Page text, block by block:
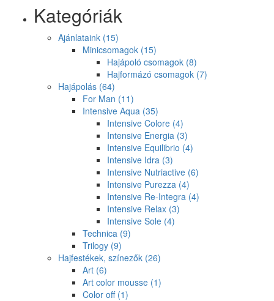
Kategóriák
Ajánlataink (15)
Minicsomagok (15)
Hajápoló csomagok (8)
Hajformázó csomagok (7)
Hajápolás (64)
For Man (11)
Intensive Aqua (35)
Intensive Colore (4)
Intensive Energia (3)
Intensive Equilibrio (4)
Intensive Idra (3)
Intensive Nutriactive (6)
Intensive Purezza (4)
Intensive Re-Integra (4)
Intensive Relax (3)
Intensive Sole (4)
Technica (9)
Trilogy (9)
Hajfestékek, színezők (26)
Art (6)
Art color mousse (1)
Color off (1)